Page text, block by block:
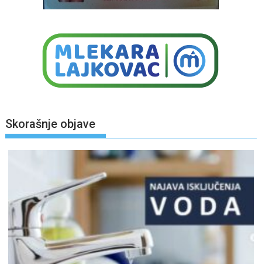
Skorašnje objave